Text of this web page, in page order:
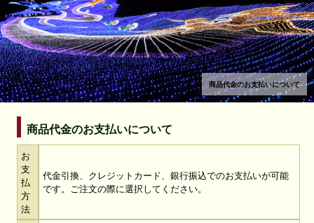
商品代金のお支払いについて
商品代金のお支払いについて
お
支
払
方
法
代金引換、クレジットカード、銀行振込でのお支払いが可能
です。ご注文の際に選択してください。